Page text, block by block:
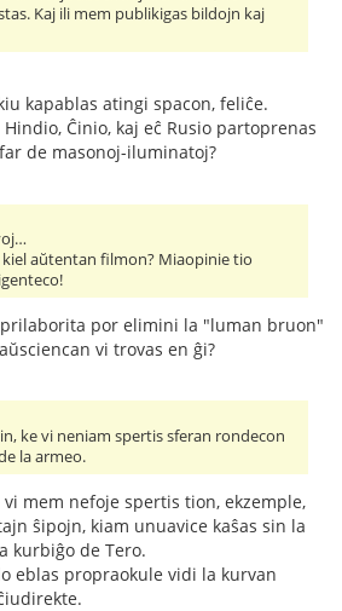
Kaj ili mem publikigas bildojn kaj
kapablas atingi spacon, feliĉe.
Ĉinio, kaj eĉ Rusio partoprenas
de masonoj-iluminatoj?
kiel aŭtentan filmon? Miaopinie tio
por elimini la "luman bruon"
vi trovas en ĝi?
ke vi neniam spertis sferan rondecon
la armeo.
mem nefoje spertis tion, ekzemple,
ŝipojn, kiam unuavice kaŝas sin la
kurbiĝo de Tero.
eblas propraokule vidi la kurvan